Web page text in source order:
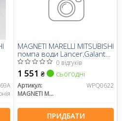
MAGNETI MARELLI MITSUBISHI
помпа води Lancer,Galant
1.8TD 88-
0 відгуків
1 551 ₴ сьогодні
Артикул:
WPQ0622
MAGNETI MARELLI
ПРИДБАТИ